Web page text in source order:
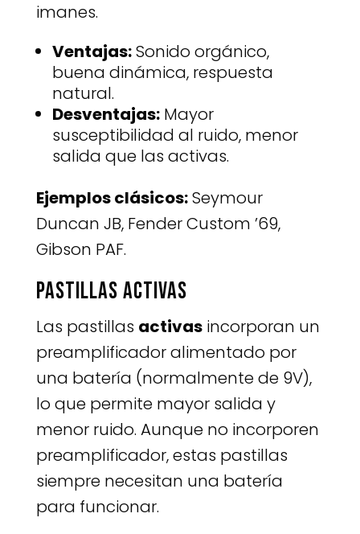
imanes.
Ventajas:Sonido orgánico,
buena dinámica, respuesta
natural.
Desventajas:Mayor
susceptibilidad al ruido, menor
salida que las activas.
Ejemplos clásicos:Seymour
Duncan JB, Fender Custom ’69,
Gibson PAF.
Pastillas activas
Las pastillas activasincorporan un
preamplificador alimentado por
una batería (normalmente de 9V),
lo que permite mayor salida y
menor ruido. Aunque no incorporen
preamplificador, estas pastillas
siempre necesitan una batería
para funcionar.